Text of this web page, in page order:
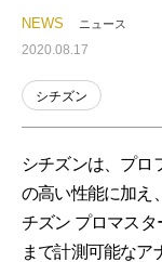
NEWS ニュース
2020.08.17
シチズン
シチズンは、プロ
の高い性能に加え
チズン プロマスタ
まで計測可能なア